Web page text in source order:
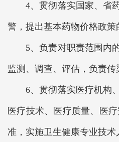
4、贯彻落实国家、省药
警，提出基本药物价格政策
5、负责对职责范围内的
监测、调查、评估，负责
6、贯彻落实医疗机构、
医疗技术、医疗质量、医
准，实施卫生健康专业技术